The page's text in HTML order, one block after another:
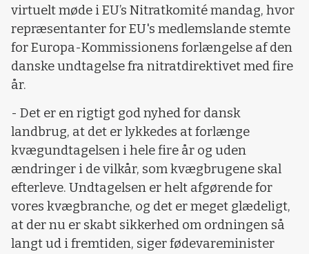
virtuelt møde i EU’s Nitratkomité mandag, hvor
repræsentanter for EU's medlemslande stemte
for Europa-Kommissionens forlængelse af den
danske undtagelse fra nitratdirektivet med fire
år.
- Det er en rigtigt god nyhed for dansk
landbrug, at det er lykkedes at forlænge
kvægundtagelsen i hele fire år og uden
ændringer i de vilkår, som kvægbrugene skal
efterleve. Undtagelsen er helt afgørende for
vores kvægbranche, og det er meget glædeligt,
at der nu er skabt sikkerhed om ordningen så
langt ud i fremtiden, siger fødevareminister